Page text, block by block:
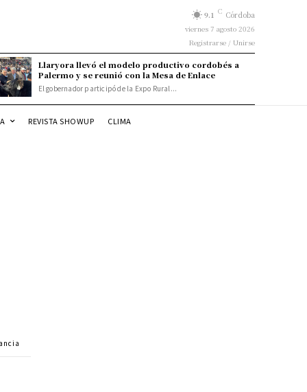
9.1 C Córdoba
viernes 7 agosto 2026
Registrarse / Unirse
Llaryora llevó el modelo productivo cordobés a
Palermo y se reunió con la Mesa de Enlace
El gobernador participó de la Expo Rural...
REVISTA SHOWUP CLIMA